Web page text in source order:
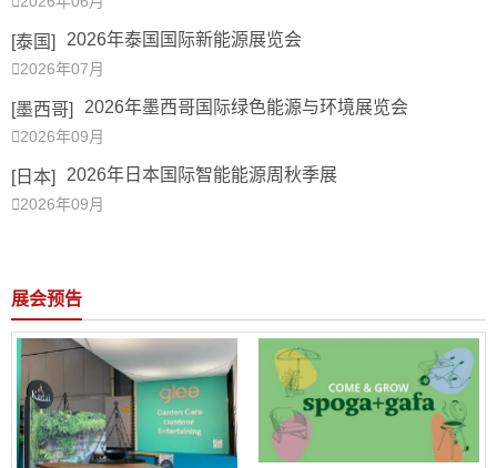
[泰国] 2026年泰国国际新能源展览会
2026年07月
[墨西哥] 2026年墨西哥国际绿色能源与环境展览会
2026年09月
[日本] 2026年日本国际智能能源周秋季展
2026年09月
展会预告